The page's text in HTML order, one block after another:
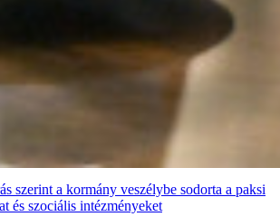
szerint a kormány veszélybe sodorta a paksi
és szociális intézményeket